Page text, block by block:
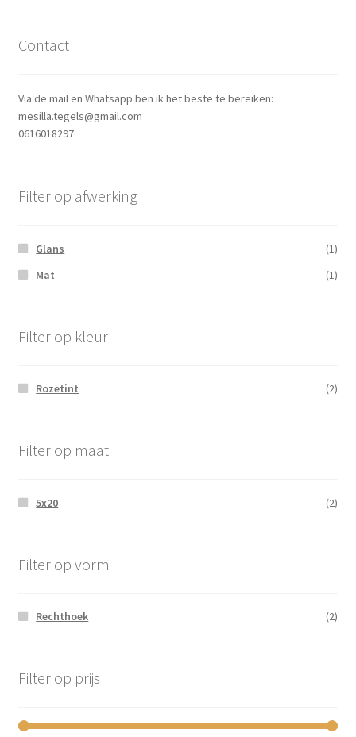
Contact
Via de mail en Whatsapp ben ik het beste te bereiken:
mesilla.tegels@gmail.com
0616018297
Filter op afwerking
Glans
(1)
Mat
(1)
Filter op kleur
Rozetint (2)
Filter op maat
5x20 (2)
Filter op vorm
Rechthoek (2)
Filter op prijs